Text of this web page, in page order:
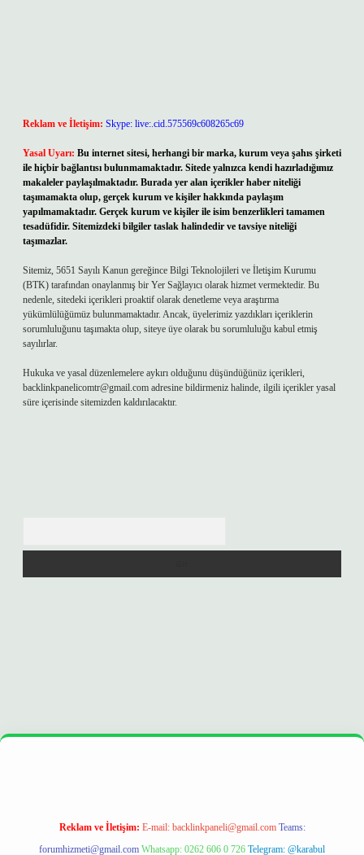
Reklam ve İletişim: Skype: live:.cid.575569c608265c69
Yasal Uyarı: Bu internet sitesi, herhangi bir marka, kurum veya şahıs şirketi
ile hiçbir bağlantısı bulunmamaktadır. Sitede yalnızca kendi hazırladığımız
makaleler paylaşılmaktadır. Burada yer alan içerikler haber niteliği
taşımamakta olup, gerçek kurum ve kişiler hakkında paylaşım
yapılmamaktadır. Gerçek kurum ve kişiler ile isim benzerlikleri tamamen
tesadüfidir. Sitemizdeki bilgiler taslak halindedir ve tavsiye niteliği
taşımazlar.
Sitemiz, 5651 Sayılı Kanun gereğince Bilgi Teknolojileri ve İletişim Kurumu
(BTK) tarafından onaylanmış bir Yer Sağlayıcı olarak hizmet vermektedir. Bu
nedenle, sitedeki içerikleri proaktif olarak denetleme veya araştırma
yükümlülüğümüz bulunmamaktadır. Ancak, üyelerimiz yazdıkları içeriklerin
sorumluluğunu taşımakta olup, siteye üye olarak bu sorumluluğu kabul etmiş
sayılırlar.
Hukuka ve yasal düzenlemelere aykırı olduğunu düşündüğünüz içerikleri,
backlinkpanelicomtr@gmail.com adresine bildirmeniz halinde, ilgili içerikler yasal
süre içerisinde sitemizden kaldırılacaktır.
betilbetgir.netbetexperhttps://betexpergir.net/
Reklam ve İletişim: E-mail: backlinkpaneli@gmail.com Teams:
forumhizmeti@gmail.com Whatsapp: 0262 606 0 726 Telegram: @karabul